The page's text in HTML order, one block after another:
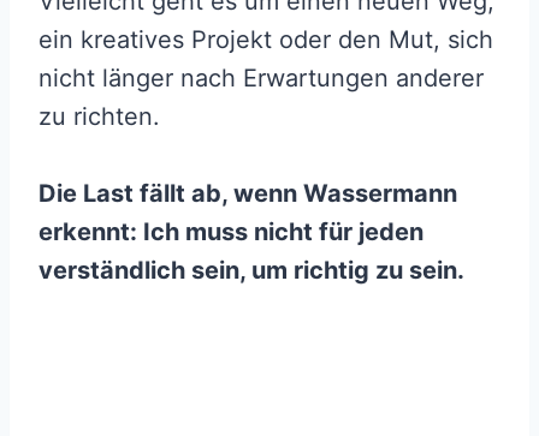
ein kreatives Projekt oder den Mut, sich
nicht länger nach Erwartungen anderer
zu richten.
Die Last fällt ab, wenn Wassermann
erkennt: Ich muss nicht für jeden
verständlich sein, um richtig zu sein.